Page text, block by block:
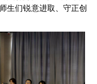
生们锐意进取、守正创